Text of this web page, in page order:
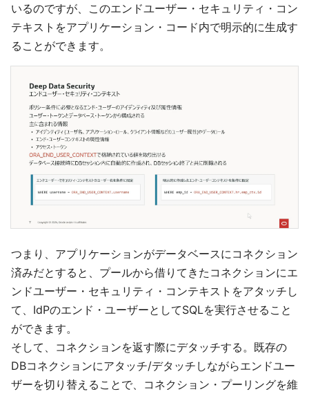
いるのですが、このエンドユーザー・セキュリティ・コン
テキストをアプリケーション・コード内で明示的に生成す
ることができます。
つまり、アプリケーションがデータベースにコネクション
済みだとすると、プールから借りてきたコネクションにエ
ンドユーザー・セキュリティ・コンテキストをアタッチし
て、IdPのエンド・ユーザーとしてSQLを実行させること
ができます。
そして、コネクションを返す際にデタッチする。既存の
DBコネクションにアタッチ/デタッチしながらエンドユー
ザーを切り替えることで、コネクション・プーリングを維